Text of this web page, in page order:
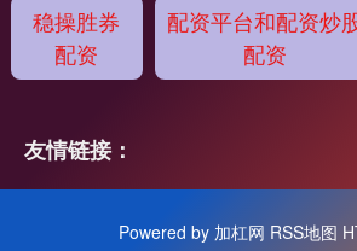
稳操胜券
配资
配资平台和配资炒
配资
友情链接：
Powered by 加杠网 RSS地图